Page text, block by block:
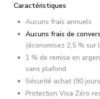
Caractéristiques
Aucuns frais annuels
Aucuns frais de
(économisez 2,5 % sur
1 % de remise en
sans plafond
Sécurité achat (90
Protection Visa Zéro